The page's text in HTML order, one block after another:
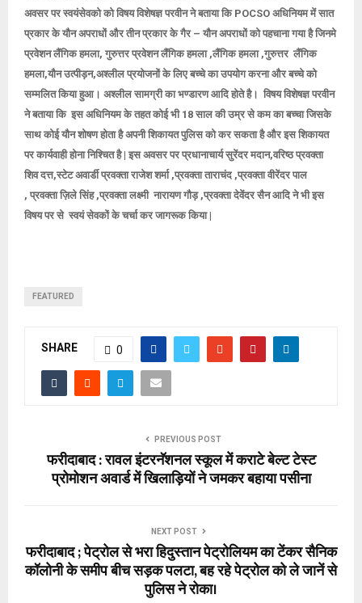
अवसरपर स्वयंसेवको को विषय विशेषज्ञ परवीन ने बताया कि POCSO अधिनियम में सात
प्रकार के यौन अपराधों और तीन प्रकार के गैर – यौन अपराधों को पहचाना गया है जिनमे
प्रवेशन लैंगिक हमला, गुरुत्तर प्रवेशन लैंगिक हमला ,लैंगिक हमला ,गुरुत्तर लैंगिक
हमला,यौन उत्पीड़न,अश्लील प्रयोजनों के लिए बच्चे का उपयोग करना और बच्चे को
सम्मलित किया हुआ। अश्लील सामग्री का भण्डारण आदि होते है। विषय विशेषज्ञ परवीन
ने बताया कि इस अधिनियम के तहत कोई भी 18 साल की उम्र से कम का बच्चा जिसके
साथ कोई यौन शोषण होता है अपनी शिकायत पुलिस को कर सकता है और इस शिकायत
पर कार्यवाही होना निश्चित है | इस अवसर पर प्रधानाचार्य सुरेंदर मदान,वरिष्ठ प्रवक्ता
शिव दत्त,स्टेट अवार्डी प्रवक्ता राजेश शर्मा ,प्रवक्ता ताराचंद ,प्रवक्ता वीरेंदर पाल
, प्रवक्ता ज़िले सिंह ,प्रवक्ता लक्ष्मी नारायण गौड़ ,प्रवक्ता देवेंदर सैन आदि ने भी इस
विषय पर से स्वयं सेवकों के चर्चा कर जागरूक किया |
FEATURED
SHARE 0
PREVIOUS POST
फरीदाबाद : रावल इंटरनॅशनल स्कूल में कराटे बेल्ट टेस्ट
प्रोमोशन अवार्ड में खिलाड़ियों ने जमकर बहाया पसीना
NEXT POST
फरीदाबाद ; पेट्रोल से भरा हिदुस्तान पेट्रोलियम का टेंकर सैनिक
कॉलोनी के समीप बीच सड़क पलटा, बह रहे पेट्रोल को ले जानें से
पुलिस ने रोका।